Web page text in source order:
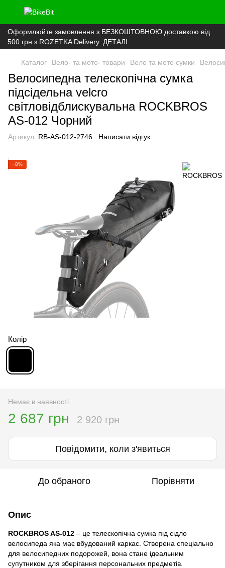
Оформлюйте замовлення з БЕЗКОШТОВНОЮ доставкою від
500 грн з ROZETKA Delivery. ДЕТАЛІ
Каталог Вело- та мото- товари Вело та мото сумки
Велосипедна телескопічна сумка
підсідельна velcro
світловідблискувальна ROCKBROS
AS-012 Чорний
Артикул: RB-AS-012-2746 Написати відгук
−8%
Колір
Немає в наявності
2 687 грн 2 920 грн
Повідомити, коли з'явиться
До обраного Порівняти
Опис
ROCKBROS AS-012 – це телескопічна сумка під сідло
велосипеда яка має вбудований каркас. Створена спеціально
для велосипедних подорожей, вона стане ідеальним
супутником для зберігання персональних предметів.